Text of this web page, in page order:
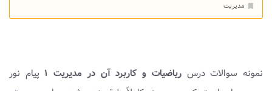
مدیریت
نمونه سوالات درسریاضیات و کاربرد آن در مدیریت ۱
پیام نور